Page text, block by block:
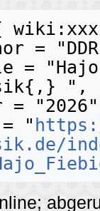
",
= "